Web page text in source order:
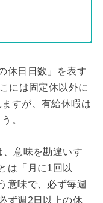
休日日数」を表す
には固定休以外に
すが、有給休暇は
。
、意味を勘違いす
は「月に1回以
意味で、必ず毎週
ず週2日以上の休